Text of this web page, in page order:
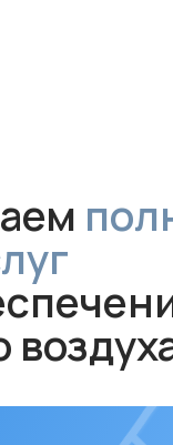
установка
и сложного
аккуратную
крепление